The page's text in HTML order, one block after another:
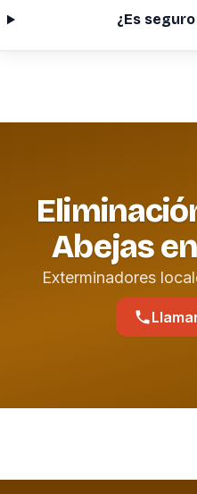
¿Es
Abejas
Exterminadores